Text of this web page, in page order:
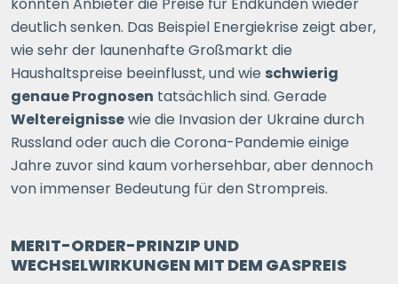
deutlich senken. Das Beispiel Energiekrise zeigt aber,
wie sehr der launenhafte Großmarkt die
Haushaltspreise beeinflusst, und wie schwierig
genaue Prognosen tatsächlich sind. Gerade
Weltereignissewie die Invasion der Ukraine durch
Russland oder auch die Corona-Pandemie einige
Jahre zuvor sind kaum vorhersehbar, aber dennoch
von immenser Bedeutung für den Strompreis.
MERIT-ORDER-PRINZIP UND
WECHSELWIRKUNGEN MIT DEM GASPREIS